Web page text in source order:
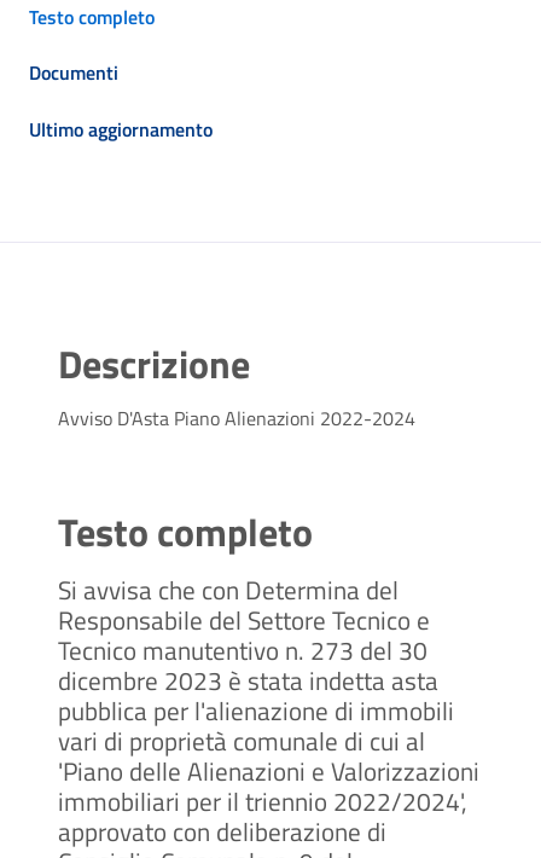
Testo completo
Documenti
Ultimo aggiornamento
Descrizione
Avviso D'Asta Piano Alienazioni 2022-2024
Testo completo
Si avvisa che con Determina del
Responsabile del Settore Tecnico e
Tecnico manutentivo n. 273 del 30
dicembre 2023 è stata indetta asta
pubblica per l'alienazione di immobili
vari di proprietà comunale di cui al
'Piano delle Alienazioni e Valorizzazioni
immobiliari per il triennio 2022/2024',
approvato con deliberazione di